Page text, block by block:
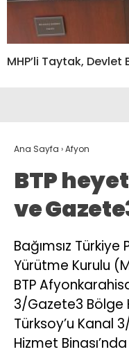
MHP’li Taytak,
Ana Sayfa ›Afyon
BTP
ve
Bağımsız
Yürütme Kurulu
BTP
3/Gazete3 Bölge
Türksoy’u Kanal
Hizmet